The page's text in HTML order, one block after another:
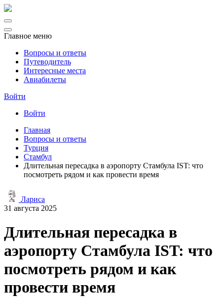
Главное меню
Вопросы и ответы
Путеводитель
Интересные места
Авиабилеты
Войти
Войти
Главная
Вопросы и ответы
Турция
Стамбул
Длительная пересадка в аэропорту Стамбула IST: что
посмотреть рядом и как провести время
Лариса
31 августа 2025
Длительная пересадка в
аэропорту Стамбула IST: что
посмотреть рядом и как
провести время